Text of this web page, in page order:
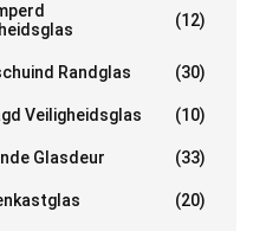
(12)
Randglas (30)
Veiligheidsglas (10)
Glasdeur (33)
(20)